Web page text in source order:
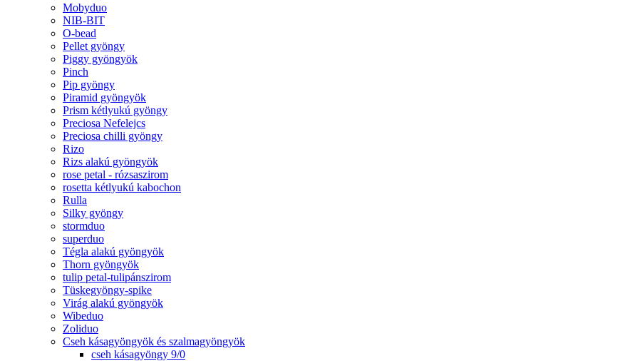
Mobyduo
NIB-BIT
O-bead
Pellet gyöngy
Piggy gyöngyök
Pinch
Pip gyöngy
Piramid gyöngyök
Prism kétlyukú gyöngy
Preciosa Nefelejcs
Preciosa chilli gyöngy
Rizo
Rizs alakú gyöngyök
rose petal - rózsaszirom
rosetta kétlyukú kabochon
Rulla
Silky gyöngy
stormduo
superduo
Tégla alakú gyöngyök
Thorn gyöngyök
tulip petal-tulipánszirom
Tüskegyöngy-spike
Virág alakú gyöngyök
Wibeduo
Zoliduo
Cseh kásagyöngyök és szalmagyöngyök
cseh kásagyöngy 9/0